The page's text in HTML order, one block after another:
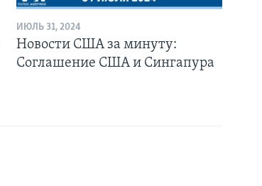
ИЮЛЬ 31, 2024
Новости США за минуту:
Соглашение США и Сингапура